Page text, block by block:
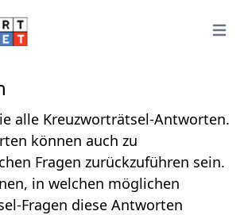
Open
alle Kreuzworträtsel-Antworten.
können auch zu
Fragen zurückzuführen sein.
in welchen möglichen
Fragen diese Antworten